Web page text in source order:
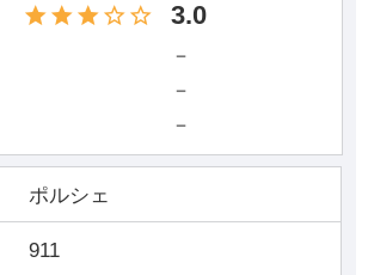
3.0
－
－
－
ポルシェ
911